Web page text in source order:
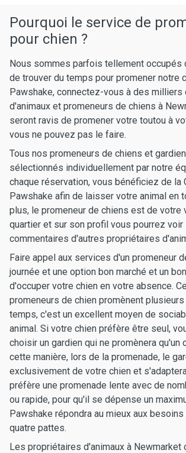
Pourquoi le service de
pour chien ?
Nous sommes parfois tellement occupés
de trouver du temps pour promener notre
Pawshake, connectez-vous à des milliers
d'animaux et promeneurs de chiens à
seront ravis de promener votre toutou à
vous ne pouvez pas le faire.
Tous nos promeneurs de chiens et
sélectionnés individuellement par notre
chaque réservation, vous bénéficiez de la
Pawshake afin de laisser votre animal en
plus, le promeneur de chiens est de votre
quartier et sur son profil vous pourrez voir
commentaires d'autres propriétaires
Faire appel aux services d'un promeneur
journée et une option bon marché et un
d'occuper votre chien en votre absence.
promeneurs de chien promènent
temps, c'est un excellent moyen de
animal. Si votre chien préfère être seul,
choisir un gardien qui ne promènera qu'un
cette manière, lors de la promenade, le
exclusivement de votre chien et
préfère une promenade lente avec de
ou rapide, pour qu'il se dépense un
Pawshake répondra au mieux aux
quatre pattes.
Les propriétaires d'animaux à Newmarket